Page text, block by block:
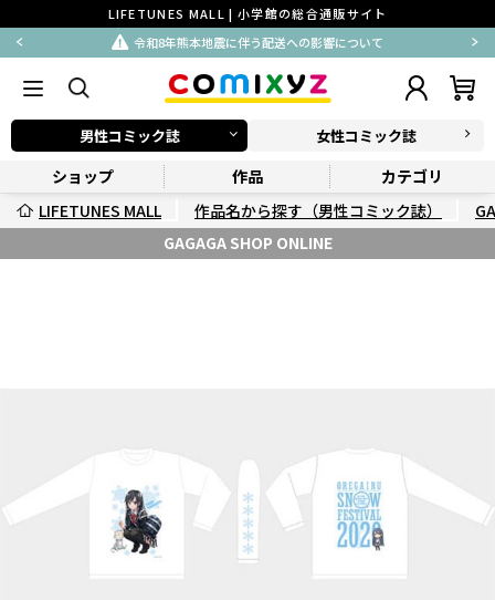
LIFETUNES MALL | 小学館の総合通販サイト
令和8年熊本地震に伴う配送への影響について
男性コミック誌 女性コミック誌
ショップ 作品
カテゴリ
LIFETUNES MALL
作品名から探す（男性コミック誌）
GAGAGA SHOP ONLINE